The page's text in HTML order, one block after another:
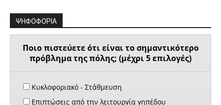
ΨΗΦΟΦΟΡΙΑ
Ποιο πιστεύετε ότι είναι το σημαντικότερο
πρόβλημα της πόλης; (μέχρι 5 επιλογές)
Κυκλοφοριακό - Στάθμευση
Επιπτώσεις από την λειτουργία γηπέδου